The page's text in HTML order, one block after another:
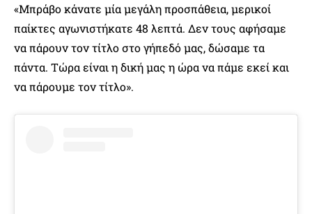
«Μπράβο κάνατε μία μεγάλη προσπάθεια, μερικοί
παίκτες αγωνιστήκατε 48 λεπτά. Δεν τους αφήσαμε
να πάρουν τον τίτλο στο γήπεδό μας, δώσαμε τα
πάντα. Τώρα είναι η δική μας η ώρα να πάμε εκεί και
να πάρουμε τον τίτλο».